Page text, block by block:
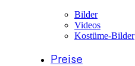
Bilder
Videos
Kostüme-Bilder
Preise